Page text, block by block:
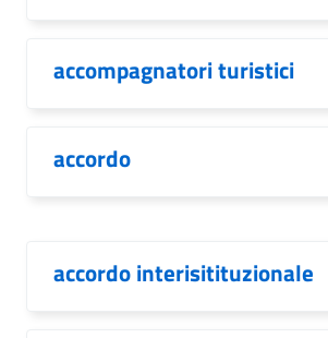
accompagnatori turistici
accordo
accordo interisitituzionale